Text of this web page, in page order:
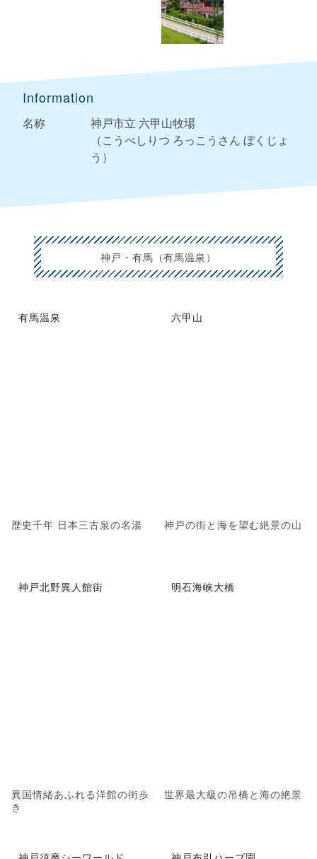
Information
名称
神戸市立 六甲山牧場
（こうべしりつ ろっこうさん ぼくじょ
う）
神戸・有馬（有馬温泉）
有馬温泉
歴史千年 日本三古泉の名湯
六甲山
神戸の街と海を望む絶景の山
神戸北野異人館街
異国情緒あふれる洋館の街歩
き
明石海峡大橋
世界最大級の吊橋と海の絶景